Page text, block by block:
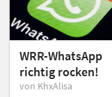
WRR-WhatsApp
richtig rocken!
von KhxAlisa